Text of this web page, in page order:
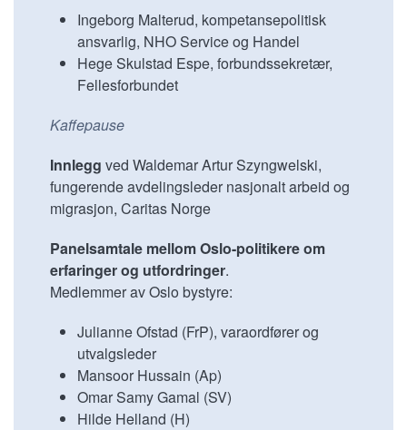
Ingeborg Malterud, kompetansepolitisk
ansvarlig, NHO Service og Handel
Hege Skulstad Espe, forbundssekretær,
Fellesforbundet
Kaffepause
Innlegg ved Waldemar Artur Szyngwelski,
fungerende avdelingsleder nasjonalt arbeid og
migrasjon, Caritas Norge
Panelsamtale mellom Oslo-politikere om
erfaringer og utfordringer.
Medlemmer av Oslo bystyre:
Julianne Ofstad (FrP), varaordfører og
utvalgsleder
Mansoor Hussain (Ap)
Omar Samy Gamal (SV)
Hilde Helland (H)